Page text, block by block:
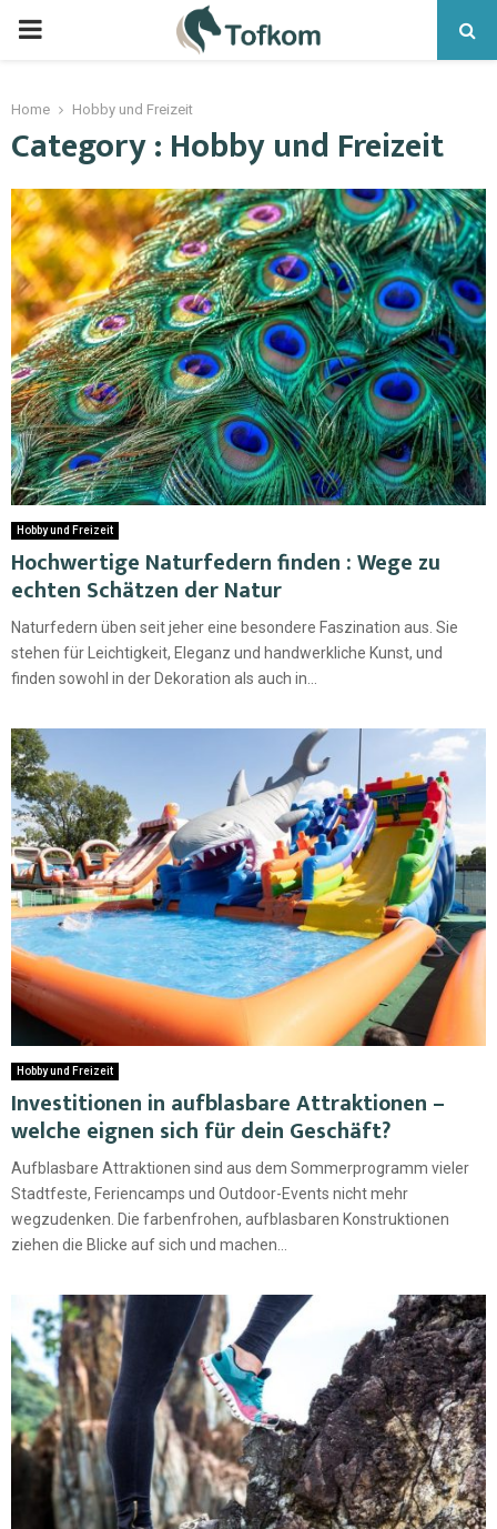
Home Hobby und Freizeit
Category : Hobby und Freizeit
Hobby und Freizeit
Hochwertige Naturfedern finden : Wege zu
echten Schätzen der Natur
Naturfedern üben seit jeher eine besondere Faszination aus. Sie
stehen für Leichtigkeit, Eleganz und handwerkliche Kunst, und
finden sowohl in der Dekoration als auch in...
Hobby und Freizeit
Investitionen in aufblasbare Attraktionen –
welche eignen sich für dein Geschäft?
Aufblasbare Attraktionen sind aus dem Sommerprogramm vieler
Stadtfeste, Feriencamps und Outdoor-Events nicht mehr
wegzudenken. Die farbenfrohen, aufblasbaren Konstruktionen
ziehen die Blicke auf sich und machen...